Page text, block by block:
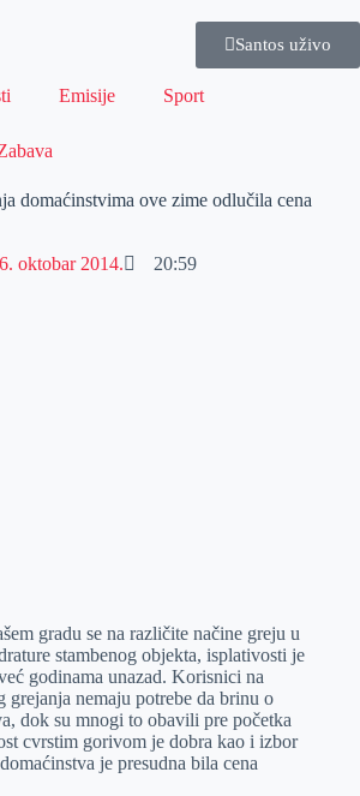
Santos uživo
Emisije Sport
domaćinstvima ove zime odlučila cena
oktobar 2014. 20:59
gradu se na različite načine greju u
stambenog objekta, isplativosti je
godinama unazad. Korisnici na
grejanja nemaju potrebe da brinu o
dok su mnogi to obavili pre početka
cvrstim gorivom je dobra kao i izbor
je presudna bila cena